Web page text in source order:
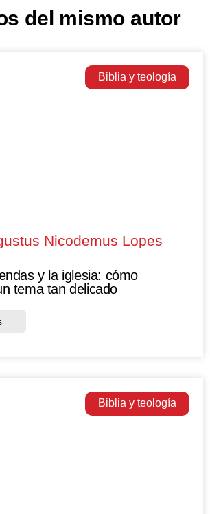
del mismo autor
Biblia y teología
Nicodemus Lopes
y la iglesia: cómo
tema tan delicado
Biblia y teología